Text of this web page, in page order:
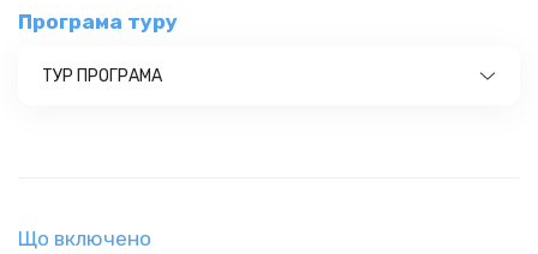
Програма туру
ТУР ПРОГРАМА
Що включено